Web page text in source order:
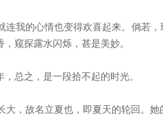
我的心情也变得欢喜起来。倘若
窥探露水闪烁，甚是美妙。
总之，是一段拾不起的时光。
大，故名立夏也，即夏天的轮回。她